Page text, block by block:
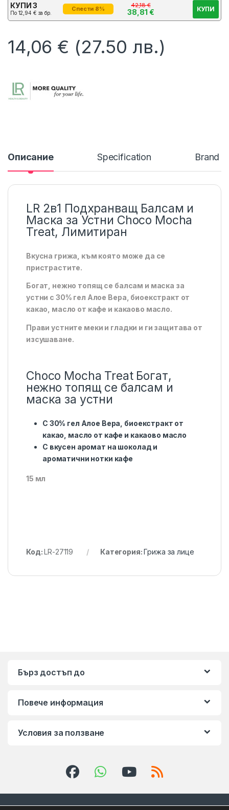
КУПИ 3
По 12,94 € за бр.
Спести 8% 42,18€
38,81 € КУПИ
14,06 € (27.50 лв.)
Описание Specification Brand
LR 2в1 Подхранващ Балсам и
Маска за Устни Choco Mocha
Treat, Лимитиран
Вкусна грижа, към която може да се
пристрастите.
Богат, нежно топящ се балсам и маска за
устни с 30% гел Алое Вера, биоекстракт от
какао, масло от кафе и какаово масло.
Прави устните меки и гладки и ги защитава от
изсушаване.
Choco Mocha Treat Богат,
нежно топящ се балсам и
маска за устни
С 30% гел Алое Вера, биоекстракт от
какао, масло от кафе и какаово масло
С вкусен аромат на шоколад и
ароматични нотки кафе
15 мл
Код:LR-27119 Категория:Грижа за лице
Бърз достъп до
Повече информация
Условия за ползване